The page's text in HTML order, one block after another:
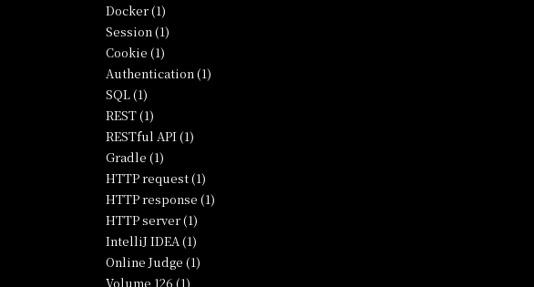
Docker (1)
Session (1)
Cookie (1)
Authentication (1)
SQL (1)
REST (1)
RESTful API (1)
Gradle (1)
HTTP request (1)
HTTP response (1)
HTTP server (1)
IntelliJ IDEA (1)
Online Judge (1)
Volume 126 (1)